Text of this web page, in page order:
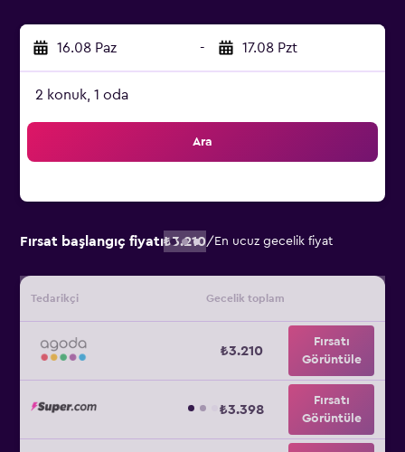
16.08 Paz - 17.08 Pzt
2 konuk, 1 oda
Ara
Fırsat başlangıç fiyatı₺3.210/ En ucuz gecelik fiyat
Tedarikçi Gecelik toplam
₺3.210
Fırsatı
Görüntüle
₺3.398
Fırsatı
Görüntüle